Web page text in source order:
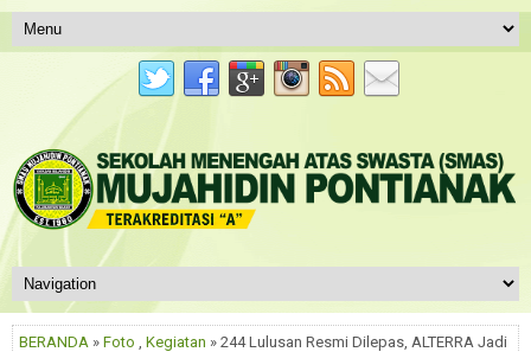
BERANDA » Foto Kegiatan » 244 Lulusan Resmi Dilepas, ALTERRA Jadi